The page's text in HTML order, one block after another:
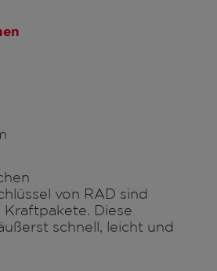
von RAD sind
Diese
schnell, leicht und